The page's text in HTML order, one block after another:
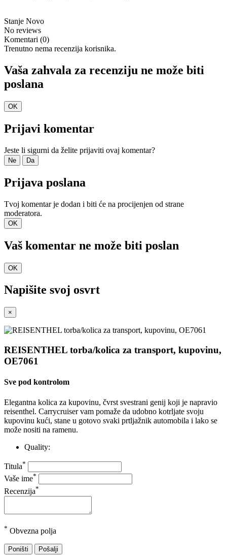
Stanje Novo
No reviews
Komentari (0)
Trenutno nema recenzija korisnika.
Vaša zahvala za recenziju ne može biti
poslana
OK
Prijavi komentar
Jeste li sigurni da želite prijaviti ovaj komentar?
Ne Da
Prijava poslana
Tvoj komentar je dodan i biti će na procijenjen od strane
moderatora.
OK
Vaš komentar ne može biti poslan
OK
Napišite svoj ​​osvrt
×
REISENTHEL torba/kolica za transport, kupovinu,
OE7061
Sve pod kontrolom
Elegantna kolica za kupovinu, čvrst svestrani genij koji je napravio
reisenthel. Carrycruiser vam pomaže da udobno kotrljate svoju
kupovinu kući, stane u gotovo svaki prtljažnik automobila i lako se
može nositi na ramenu.
Quality:
Titula*
Vaše ime*
Recenzija*
* Obvezna polja
Poništi Pošalji